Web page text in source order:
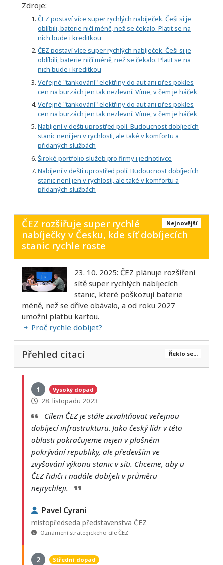
Zdroje:
ČEZ postaví více super rychlých nabíječek. Češi si je
oblíbili, baterie ničí méně, než se čekalo. Platit se na
nich bude i kreditkou
ČEZ postaví více super rychlých nabíječek. Češi si je
oblíbili, baterie ničí méně, než se čekalo. Platit se na
nich bude i kreditkou
Veřejné "tankování" elektřiny do aut ani přes pokles
cen na burzách jen tak nezlevní. Víme, v čem je háček
Veřejné "tankování" elektřiny do aut ani přes pokles
cen na burzách jen tak nezlevní. Víme, v čem je háček
Nabíjení v dešti uprostřed polí. Budoucnost dobíjecích
stanic není jen v rychlosti, ale také v komfortu a
přidaných službách
Široké portfolio služeb pro firmy i jednotlivce
Nabíjení v dešti uprostřed polí. Budoucnost dobíjecích
stanic není jen v rychlosti, ale také v komfortu a
přidaných službách
Nejnovější
ČEZ rozšiřuje super rychlé
nabíječky v Česku, kde síť dobíjecích
stanic rychle roste
23. 10. 2025: ČEZ plánuje rozšíření
sítě super rychlých nabíjecích
stanic, které poškozují baterie
méně, než se dříve obávalo, a od roku 2027
umožní platbu kartou.
Proč rychle dobíjet?
Řeklo se...
Přehled citací
1 Vysoký dopad
28. listopadu 2023
Cílem ČEZ je stále zkvalitňovat veřejnou
dobíjecí infrastrukturu. Jako český lídr v této
oblasti pokračujeme nejen v plošném
pokrývání republiky, ale především ve
zvyšování výkonu stanic v síti. Chceme, aby u
ČEZ řidiči i nadále dobíjeli v průměru
nejrychleji.
Pavel Cyrani
místopředseda představenstva ČEZ
Oznámení strategického cíle ČEZ
2 Střední dopad